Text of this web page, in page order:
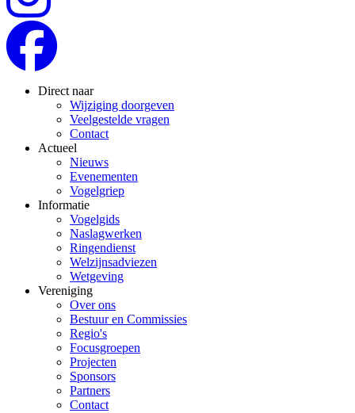
Direct naar
Wijziging doorgeven
Veelgestelde vragen
Contact
Actueel
Nieuws
Evenementen
Vogelgriep
Informatie
Vogelgids
Naslagwerken
Ringendienst
Welzijnsadviezen
Wetgeving
Vereniging
Over ons
Bestuur en Commissies
Regio's
Focusgroepen
Projecten
Sponsors
Partners
Contact